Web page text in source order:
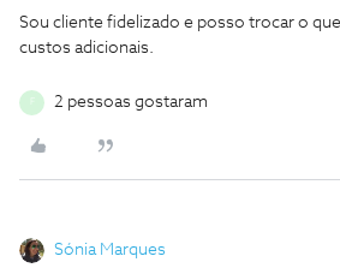
Sou cliente fidelizado e posso trocar o
custos adicionais.
2 pessoas gostaram
Sónia Marques